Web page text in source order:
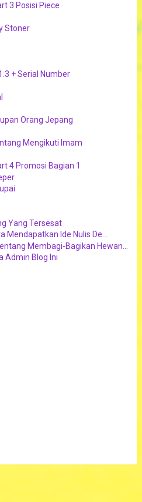
3 Posisi Piece
Stoner
+ Serial Number
Orang Jepang
Mengikuti Imam
4 Promosi Bagian 1
Yang Tersesat
Mendapatkan Ide Nulis De...
Membagi-Bagikan Hewan...
Admin Blog Ini